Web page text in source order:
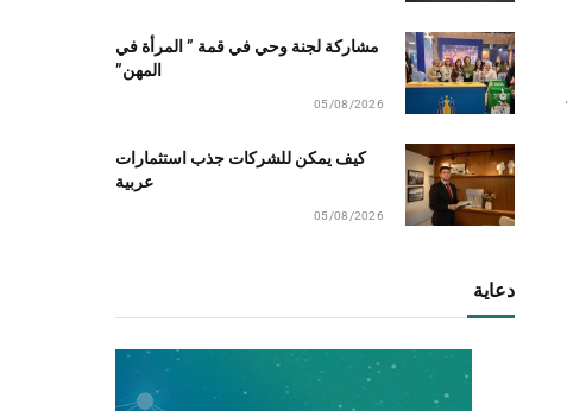
مشاركة لجنة وحي في قمة ” المرأة في
المهن”
05/08/2026
كيف يمكن للشركات جذب استثمارات
عربية
05/08/2026
دعاية